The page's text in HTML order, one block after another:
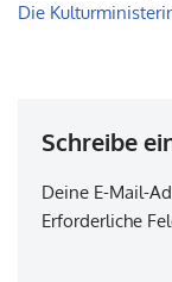
Die
Schreibe
Deine E-Mail-
Erforderliche